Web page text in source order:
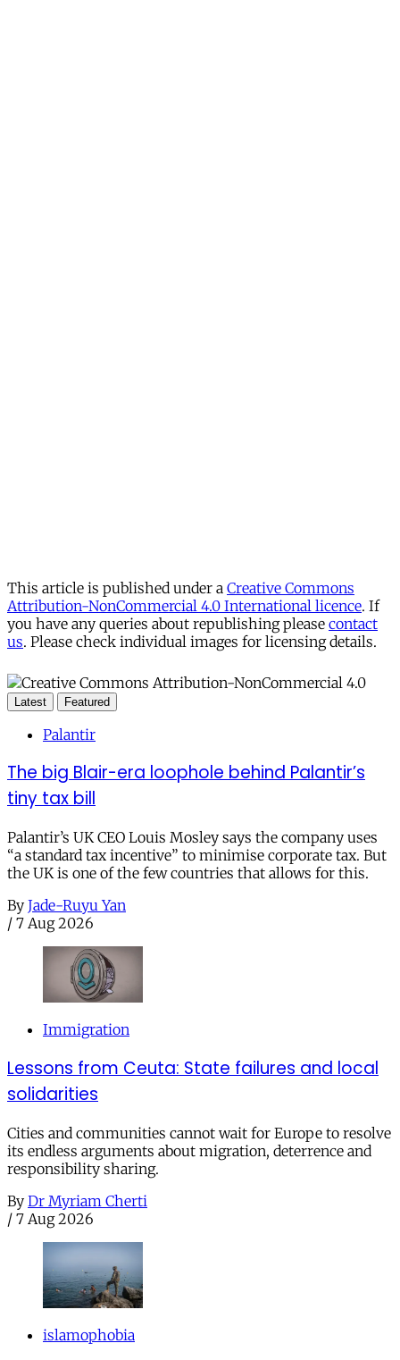
This article is published under a Creative Commons
Attribution-NonCommercial 4.0 International licence. If
you have any queries about republishing please contact
us. Please check individual images for licensing details.
Latest Featured
Palantir
The big Blair-era loophole behind Palantir’s
tiny tax bill
Palantir’s UK CEO Louis Mosley says the company uses
“a standard tax incentive” to minimise corporate tax. But
the UK is one of the few countries that allows for this.
By Jade-Ruyu Yan
/ 7 Aug 2026
Immigration
Lessons from Ceuta: State failures and local
solidarities
Cities and communities cannot wait for Europe to resolve
its endless arguments about migration, deterrence and
responsibility sharing.
By Dr Myriam Cherti
/ 7 Aug 2026
islamophobia